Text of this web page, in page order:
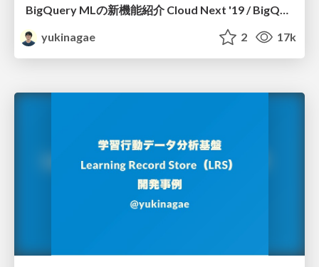
yukinagae
2 17k